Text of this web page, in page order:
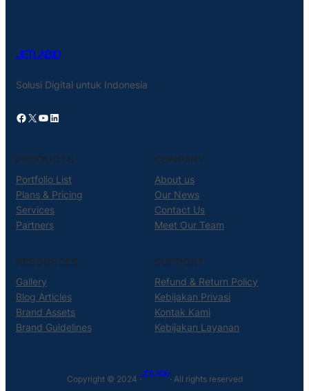
JETLAB.ID
Solusi Digital untuk Indonesia
Facebook X YouTube LinkedIn
PRODUCTS
Portfolio List
Plans & Pricing
Services
Partners
COMPANY
About us
Our News
Contact Us
Meet Our Team
RESOURCES
Gallery
Blog Articles
Brand Assets
Brand Guidelines
SUPPORT
Refund & Return Policy
Kebijakan Privasi
Kontak Kami
Kebijakan Layanan
Copyright © 2024 ·
JETLAB.ID
· All rights reserved